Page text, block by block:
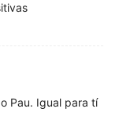
Pau. Igual para tí